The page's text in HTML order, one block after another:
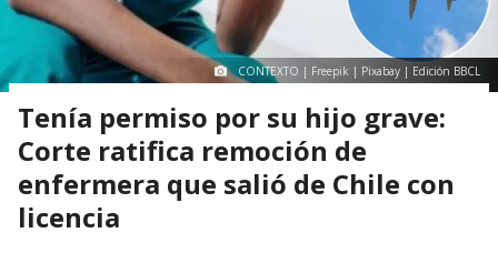
CONTEXTO | Freepik | Pixabay | Edición BBCL
Tenía permiso por su hijo grave:
Corte ratifica remoción de
enfermera que salió de Chile con
licencia